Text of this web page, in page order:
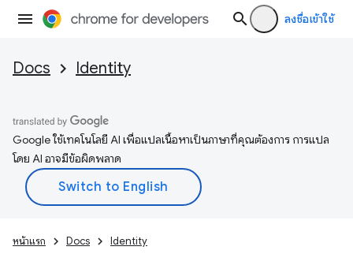
ลงชื่อเข้าใช้
Docs Identity
Google ใช้เทคโนโลยี AI เพื่อแปลเนื้อหาเป็นภาษาที่คุณต้องการ การแปล
โดย AI อาจมีข้อผิดพลาด
หน้าแรก Docs Identity